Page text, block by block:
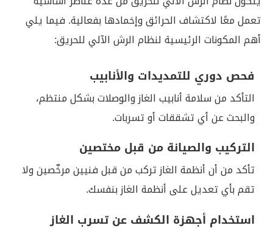
تعمل معًا لاكتشاف الحرائق وإخمادها بفعالية. فيما يلي
أهم المكونات الرئيسية لنظام الرش الآلي للحريق:
فحص دوري للتمديدات والأنابيب
التأكد من سلامة أنابيب الغاز والوصلات بشكل منتظم،
والبحث عن أي تشققات أو تسربات.
التركيب والصيانة من قبل مختصين
تأكد من أن أنظمة الغاز تركب من قبل فنيين مرخّصين ولا
تقم بأي تعديل على أنظمة الغاز بنفسك.
استخدام أجهزة الكشف عن تسرب الغاز